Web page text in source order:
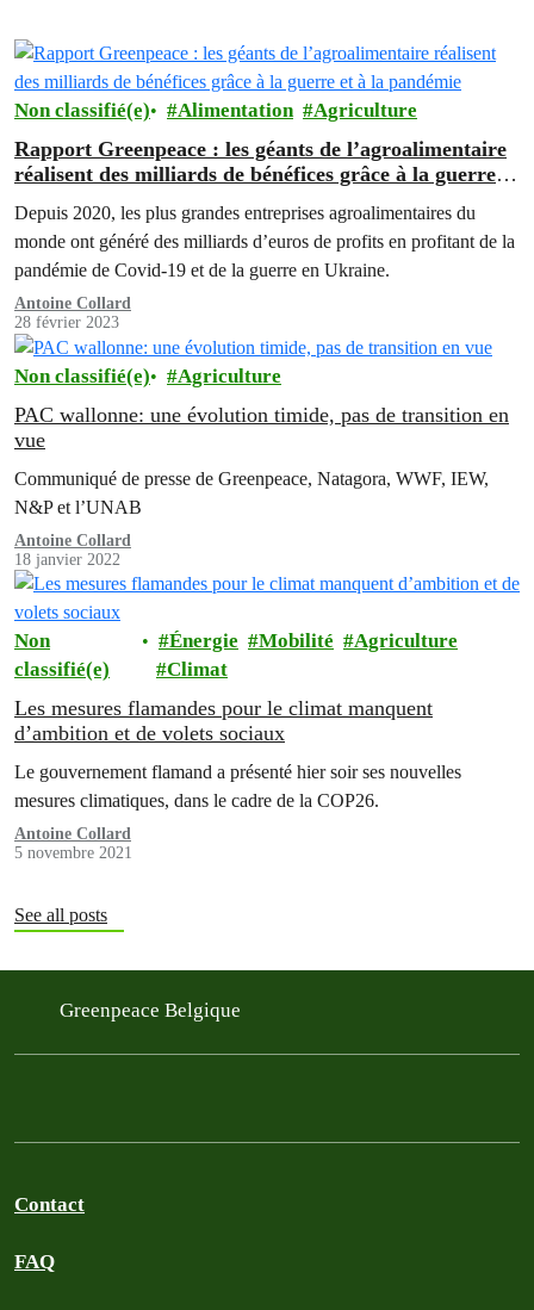
Non classifié(e) Alimentation Agriculture
Rapport Greenpeace : les géants de l’agroalimentaire
réalisent des milliards de bénéfices grâce à la guerre et
Depuis 2020, les plus grandes entreprises agroalimentaires du
monde ont généré des milliards d’euros de profits en profitant de la
pandémie de Covid-19 et de la guerre en Ukraine.
Antoine Collard
28 février 2023
Non classifié(e) Agriculture
PAC wallonne: une évolution timide, pas de transition en
vue
Communiqué de presse de Greenpeace, Natagora, WWF, IEW,
N&P et l’UNAB
Antoine Collard
18 janvier 2022
Non
classifié(e)
Énergie Mobilité
Agriculture
Climat
Les mesures flamandes pour le climat manquent
d’ambition et de volets sociaux
Le gouvernement flamand a présenté hier soir ses nouvelles
mesures climatiques, dans le cadre de la COP26.
Antoine Collard
5 novembre 2021
See all posts
Greenpeace Belgique
Contact
FAQ